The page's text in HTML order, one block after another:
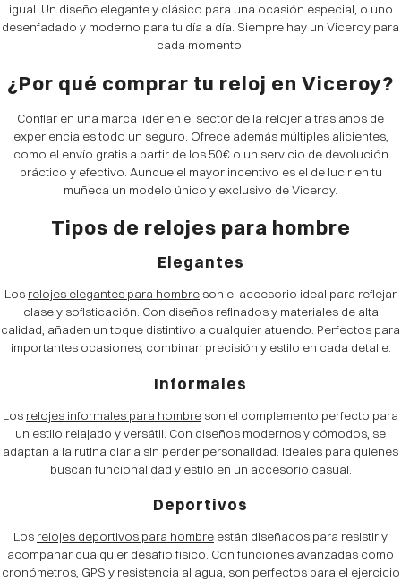
igual. Un diseño elegante y clásico para una ocasión especial, o uno
desenfadado y moderno para tu día a día. Siempre hay un Viceroy para
cada momento.
¿Por qué comprar tu reloj en Viceroy?
Confiar en una marca líder en el sector de la relojería tras años de
experiencia es todo un seguro. Ofrece además múltiples alicientes,
como el envío gratis a partir de los 50€ o un servicio de devolución
práctico y efectivo. Aunque el mayor incentivo es el de lucir en tu
muñeca un modelo único y exclusivo de Viceroy.
Tipos de relojes para hombre
Elegantes
Los relojes elegantes para hombre son el accesorio ideal para reflejar
clase y sofisticación. Con diseños refinados y materiales de alta
calidad, añaden un toque distintivo a cualquier atuendo. Perfectos para
importantes ocasiones, combinan precisión y estilo en cada detalle.
Informales
Los relojes informales para hombre son el complemento perfecto para
un estilo relajado y versátil. Con diseños modernos y cómodos, se
adaptan a la rutina diaria sin perder personalidad. Ideales para quienes
buscan funcionalidad y estilo en un accesorio casual.
Deportivos
Los relojes deportivos para hombre están diseñados para resistir y
acompañar cualquier desafío físico. Con funciones avanzadas como
cronómetros, GPS y resistencia al agua, son perfectos para el ejercicio